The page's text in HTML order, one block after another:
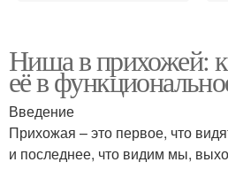
Освещения в прихожей
Узкая ниша
Ниша в прихожей:
её в
Введение
Прихожая – это первое, что
и последнее, что видим мы,